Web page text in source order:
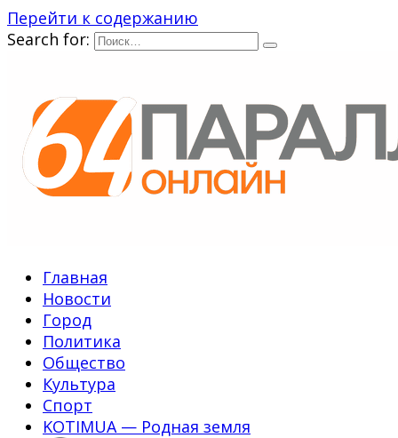
Перейти к содержанию
Search for:
Главная
Новости
Город
Политика
Общество
Культура
Спорт
KOTIMUA — Родная земля